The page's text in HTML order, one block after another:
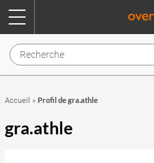
Accueil » Profil de gra.athle
gra.athle